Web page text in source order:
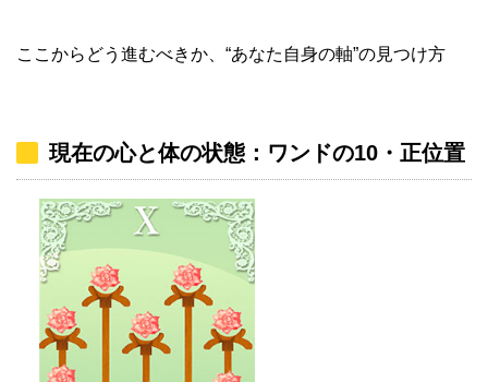
ここからどう進むべきか、“あなた自身の軸”の見つけ方
現在の心と体の状態：ワンドの10・正位置